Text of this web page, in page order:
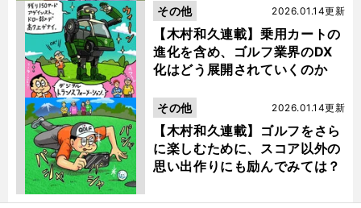
【木村和久連載】乗用カートの
進化を含め、ゴルフ業界のDX
化はどう展開されていくのか
2026.01.14更新
その他
【木村和久連載】ゴルフをさら
に楽しむために、スコア以外の
思い出作りにも励んでみては？
2026.01.14更新
その他